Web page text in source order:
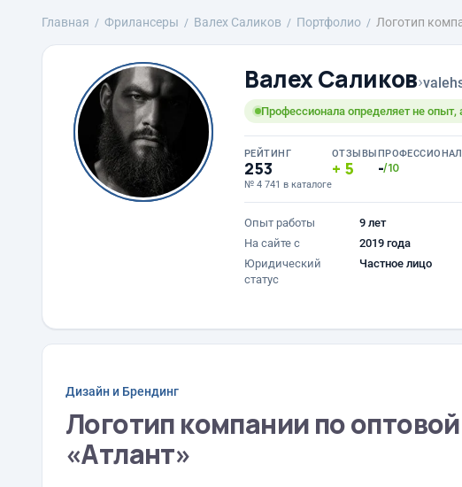
Главная Фрилансеры Валех Саликов Портфолио Логотип
Валех Саликов›
Профессионала определяет не опыт,
РЕЙТИНГ
253
№ 4 741 в каталоге
ОТЗЫВЫ
5 -/10
Опыт работы
9 лет
На сайте с
2019 года
Юридический
статус
Частное лицо
Дизайн и Брендинг
Логотип компании по
«Атлант»